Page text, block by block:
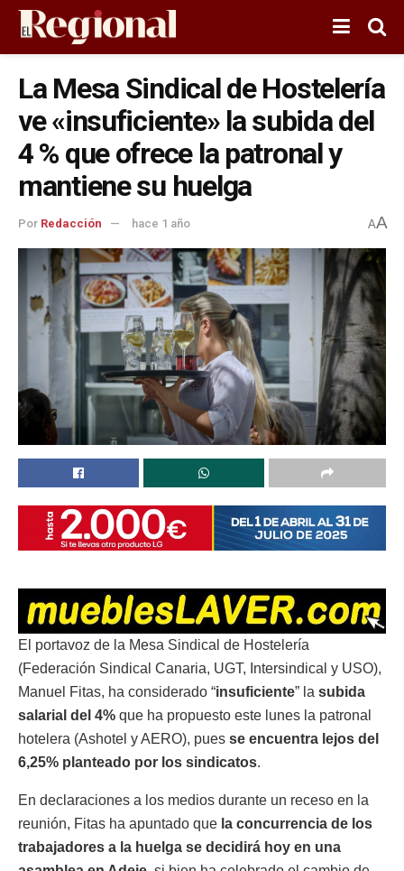
La Mesa Sindical de Hostelería
ve «insuficiente» la subida del
4 % que ofrece la patronal y
mantiene su huelga
Por Redacción hace 1 año AA
El portavoz de la Mesa Sindical de Hostelería
(Federación Sindical Canaria, UGT, Intersindical y USO),
Manuel Fitas, ha considerado “insuficiente” la subida
salarial del 4% que ha propuesto este lunes la patronal
hotelera (Ashotel y AERO), pues se encuentra lejos del
6,25% planteado por los sindicatos.
En declaraciones a los medios durante un receso en la
reunión, Fitas ha apuntado que la concurrencia de los
trabajadores a la huelga se decidirá hoy en una